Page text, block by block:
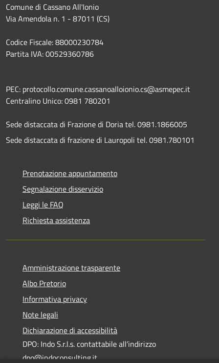
Comune di Cassano All'Ionio
Via Amendola n. 1 - 87011 (CS)
Codice Fiscale: 88000230784
Partita IVA: 00529360786
PEC: protocollo.comune.cassanoalloionio.cs@asmepec.it
Centralino Unico: 0981 780201
Sede distaccata di Frazione di Doria tel. 0981.1866005
Sede distaccata di frazione di Lauropoli tel. 0981.780101
Prenotazione appuntamento
Segnalazione disservizio
Leggi le FAQ
Richiesta assistenza
Amministrazione trasparente
Albo Pretorio
Informativa privacy
Note legali
Dichiarazione di accessibilità
DPO: Indo S.r.l.s. contattabile all’indirizzo
dpo@indoconsulting.it